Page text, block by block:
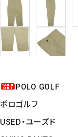
POLO GOLF
ポロゴルフ
USED・ユーズド